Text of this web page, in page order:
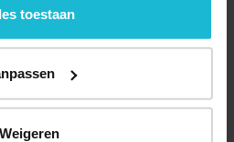
of weigeren.
toestaan
Weigeren
Forten Nederland